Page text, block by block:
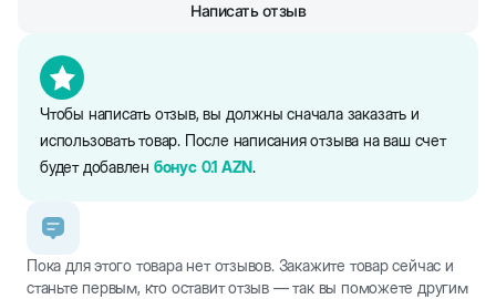
Чтобы написать отзыв, вы должны сначала заказать и
использовать товар. После написания отзыва на ваш счет
будет добавлен бонус 0.1 AZN.
Написать отзыв
Пока для этого товара нет отзывов. Закажите товар сейчас и
станьте первым, кто оставит отзыв — так вы поможете другим